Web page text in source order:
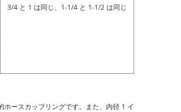
3/4 と 1 は同じ、1-1/4 と 1-1/2 は同じ
ースカップリングです。また、内径 1 イ